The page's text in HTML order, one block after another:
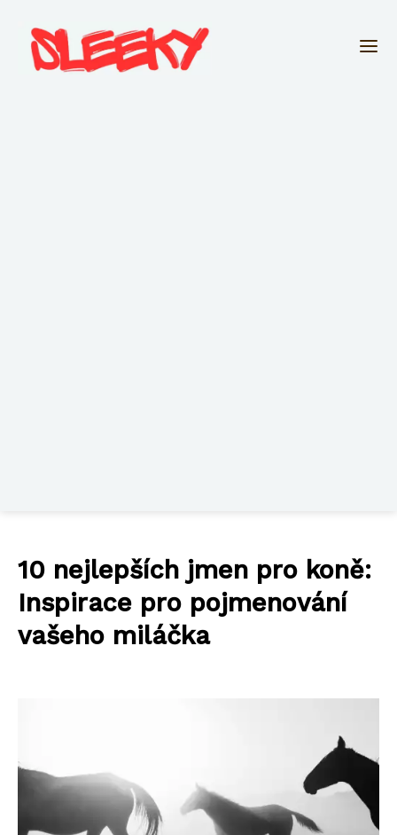
10 nejlepších jmen pro koně:
Inspirace pro pojmenování
vašeho miláčka